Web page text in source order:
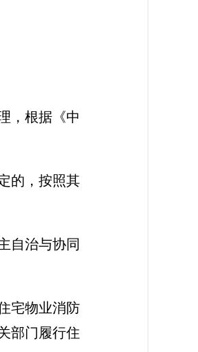
，根据《中
的，按照其
自治与协同
宅物业消防
部门履行住